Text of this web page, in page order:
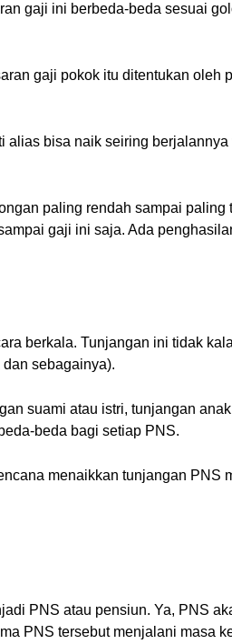
gaji ini berbeda-beda sesuai
gaji pokok itu ditentukan oleh
bisa naik seiring
paling rendah sampai
gaji ini saja. Ada
berkala. Tunjangan ini tidak
sebagainya).
suami atau istri, tunjangan
beda bagi setiap PNS.
menaikkan tunjangan PNS
PNS atau pensiun. Ya, PNS
PNS tersebut menjalani masa